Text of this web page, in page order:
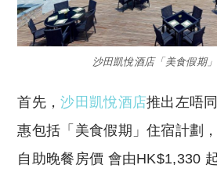
沙田凱悅酒店「美食假期
首先，沙田凱悅酒店推出左唔
惠包括「美食假期」住宿計劃
自助晚餐房價 會由HK$1,330